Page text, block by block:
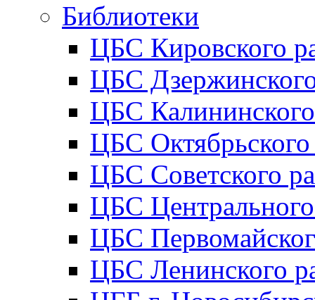
Библиотеки
ЦБС Кировского
ЦБС
ЦБС
ЦБС
ЦБС Советского
ЦБС
ЦБС
ЦБС Ленинского